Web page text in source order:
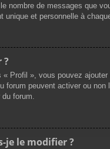
nombre de messages que
unique et personnelle à
?
« Profil », vous pouvez
forum peuvent activer ou
forum.
je le modifier ?